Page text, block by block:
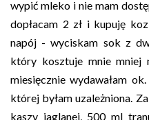
wypić mleko i nie mam
dopłacam 2 zł i kupuję
napój - wyciskam sok z
który kosztuje mnie mniej
miesięcznie wydawałam
której byłam uzależniona.
kaszy jaglanej, 500 ml